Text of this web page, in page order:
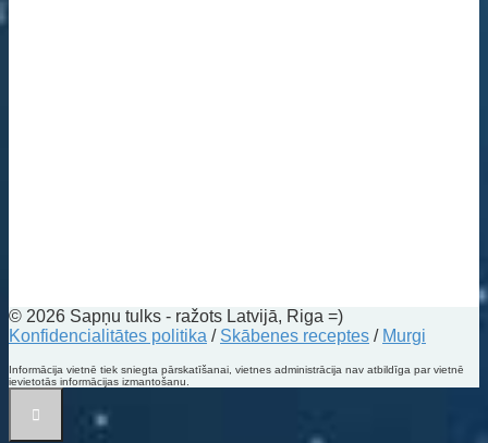
© 2026 Sapņu tulks - ražots Latvijā, Riga =)
Konfidencialitātes politika / Skābenes receptes / Murgi
Informācija vietnē tiek sniegta pārskatīšanai, vietnes administrācija nav atbildīga par vietnē
ievietotās informācijas izmantošanu.